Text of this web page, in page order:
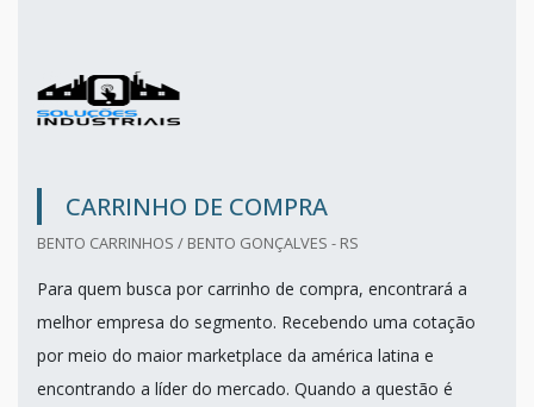
CARRINHO DE COMPRA
BENTO CARRINHOS / BENTO GONÇALVES - RS
Para quem busca por carrinho de compra, encontrará a
melhor empresa do segmento. Recebendo uma cotação
por meio do maior marketplace da américa latina e
encontrando a líder do mercado. Quando a questão é